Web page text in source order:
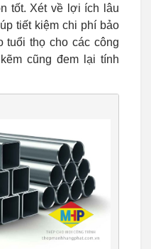
tốt. Xét về lợi ích lâu
tiết kiệm chi phí bảo
tuổi thọ cho các công
cũng đem lại tính